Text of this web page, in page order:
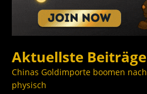
Aktuellste Beiträge
Chinas Goldimporte boomen
physisch